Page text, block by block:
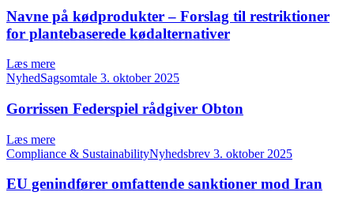
Navne på kødprodukter – Forslag til restriktioner
for plantebaserede kødalternativer
Læs mere
NyhedSagsomtale 3. oktober 2025
Gorrissen Federspiel rådgiver Obton
Læs mere
Compliance & SustainabilityNyhedsbrev 3. oktober 2025
EU genindfører omfattende sanktioner mod Iran